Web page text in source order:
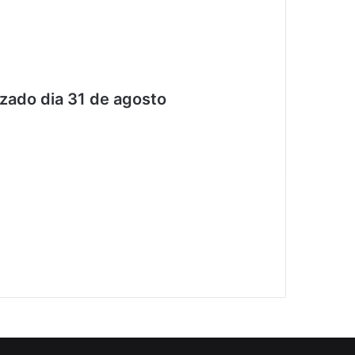
dia 31 de agosto